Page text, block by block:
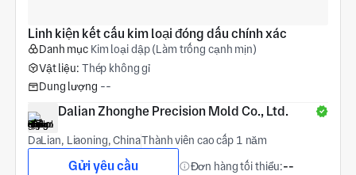
Linh kiện kết cấu kim loại đóng dấu chính xác
Danh mục Kim loại dập (Làm trống cạnh mịn)
Vật liệu: Thép không gỉ
Dung lượng --
Dalian Zhonghe Precision Mold Co., Ltd.
DaLian, Liaoning, ChinaThành viên cao cấp 1 năm
Gửi yêu cầu Đơn hàng tối thiểu:--